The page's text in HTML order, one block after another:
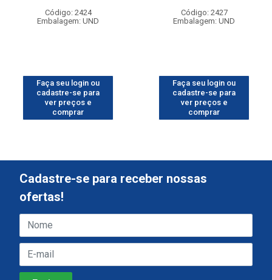
Código: 2424
Embalagem: UND
Faça seu login ou
cadastre-se para
ver preços e
comprar
Código: 2427
Embalagem: UND
Faça seu login ou
cadastre-se para
ver preços e
comprar
Cadastre-se para receber nossas
ofertas!